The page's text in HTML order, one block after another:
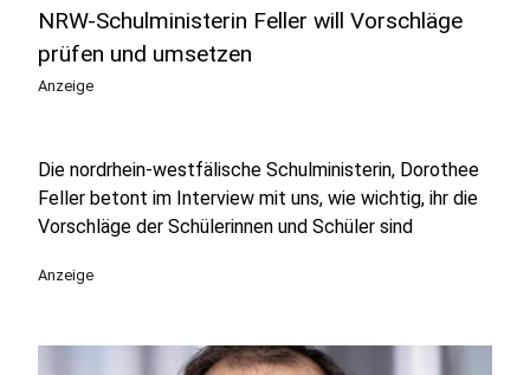
NRW-Schulministerin Feller will Vorschläge
prüfen und umsetzen
Anzeige
Die nordrhein-westfälische Schulministerin, Dorothee
Feller betont im Interview mit uns, wie wichtig, ihr die
Vorschläge der Schülerinnen und Schüler sind
Anzeige